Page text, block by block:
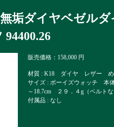
垢ダイヤベゼル
販売価格：158,000 円
材質 : K18 ダイヤ レザー め
サイズ : ボーイズウォッチ 本
～18.7cm ２９．４g（ベルト
付属品 : なし